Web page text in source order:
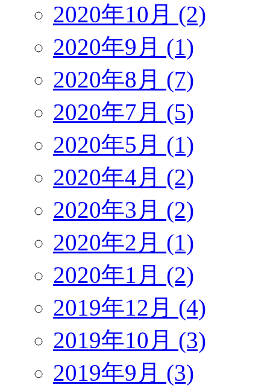
2020年10月 (2)
2020年9月 (1)
2020年8月 (7)
2020年7月 (5)
2020年5月 (1)
2020年4月 (2)
2020年3月 (2)
2020年2月 (1)
2020年1月 (2)
2019年12月 (4)
2019年10月 (3)
2019年9月 (3)